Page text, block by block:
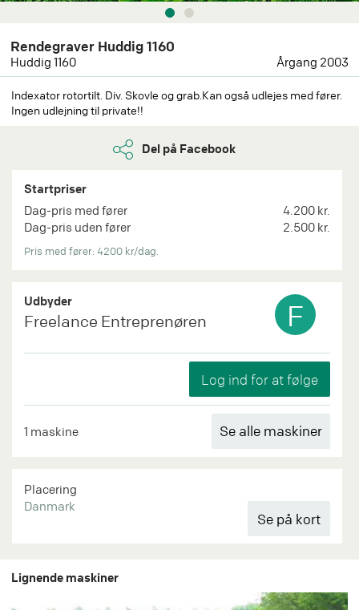
Rendegraver Huddig 1160
Huddig 1160 Årgang 2003
Indexator rotortilt. Div. Skovle og grab.Kan også udlejes med fører.
Ingen udlejning til private!!
Del på Facebook
Startpriser
Dag-pris med fører
4.200 kr.
Dag-pris uden fører
2.500 kr.
Pris med fører: 4200 kr/dag.
Udbyder
Freelance Entreprenøren F
1 maskine Se alle maskiner
Placering
Danmark
Lignende maskiner